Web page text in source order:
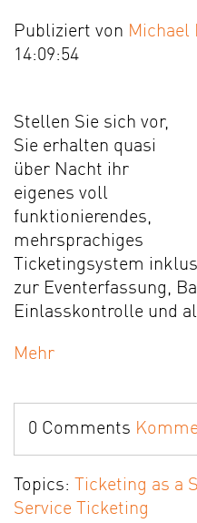
Publiziert von Michael
14:09:54
Stellen Sie sich vor,
Sie erhalten quasi
über Nacht ihr
eigenes voll
funktionierendes,
mehrsprachiges
Ticketingsystem
zur Eventerfassung,
Einlasskontrolle und
Mehr
0 Comments
Topics: Ticketing as a
Service Ticketing